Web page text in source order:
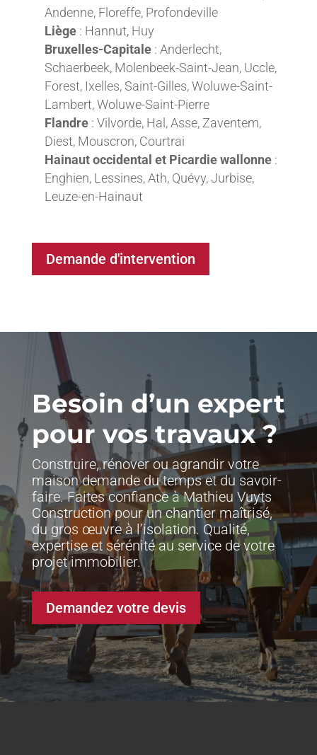
Andenne, Floreffe, Profondeville
Liège: Hannut, Huy
Bruxelles-Capitale: Anderlecht,
Schaerbeek, Molenbeek-Saint-Jean, Uccle,
Forest, Ixelles, Saint-Gilles, Woluwe-Saint-
Lambert, Woluwe-Saint-Pierre
Flandre: Vilvorde, Hal, Asse, Zaventem,
Diest, Mouscron, Courtrai
Hainaut occidental et Picardie wallonne:
Enghien, Lessines, Ath, Quévy, Jurbise,
Leuze-en-Hainaut
Demande d'intervention
Besoin d’un expert
pour vos travaux ?
Construire, rénover ou agrandir votre
maison demande du temps et du savoir-
faire. Faites confiance à Mathieu Vuyts
Construction pour un chantier maîtrisé,
du gros œuvre à l’isolation. Qualité,
expertise et sérénité au service de votre
projet immobilier.
Demandez votre devis